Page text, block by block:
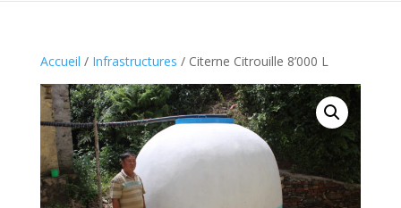
Accueil / Infrastructures / Citerne Citrouille 8’000 L